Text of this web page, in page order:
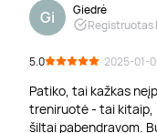
Gi
Giedrė
Registruotas
5.0 · 2025-01-
Patiko, tai kažkas
treniruotė - tai kitaip,
šiltai pabendravom.